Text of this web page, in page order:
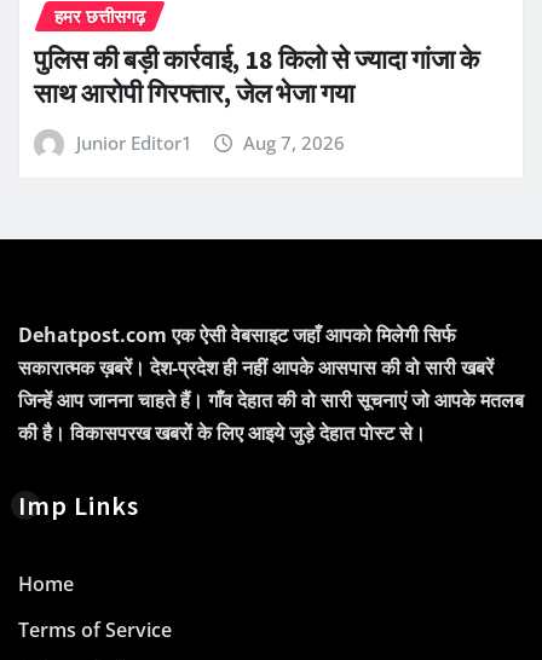
हमर छत्तीसगढ़
पुलिस की बड़ी कार्रवाई, 18 किलो से ज्यादा गांजा के
साथ आरोपी गिरफ्तार, जेल भेजा गया
Junior Editor1 Aug 7, 2026
Dehatpost.com एक ऐसी वेबसाइट जहाँ आपको मिलेगी सिर्फ
सकारात्मक ख़बरें। देश-प्रदेश ही नहीं आपके आसपास की वो सारी खबरें
जिन्हें आप जानना चाहते हैं। गाँव देहात की वो सारी सूचनाएं जो आपके मतलब
की है। विकासपरख खबरों के लिए आइये जुड़े देहात पोस्ट से।
Imp Links
Home
Terms of Service